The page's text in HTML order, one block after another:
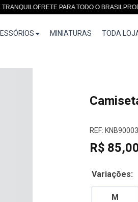
FRETE PARA TODO O BRASIL
MINIATURAS TODA
REF:
R$
Variações:
M